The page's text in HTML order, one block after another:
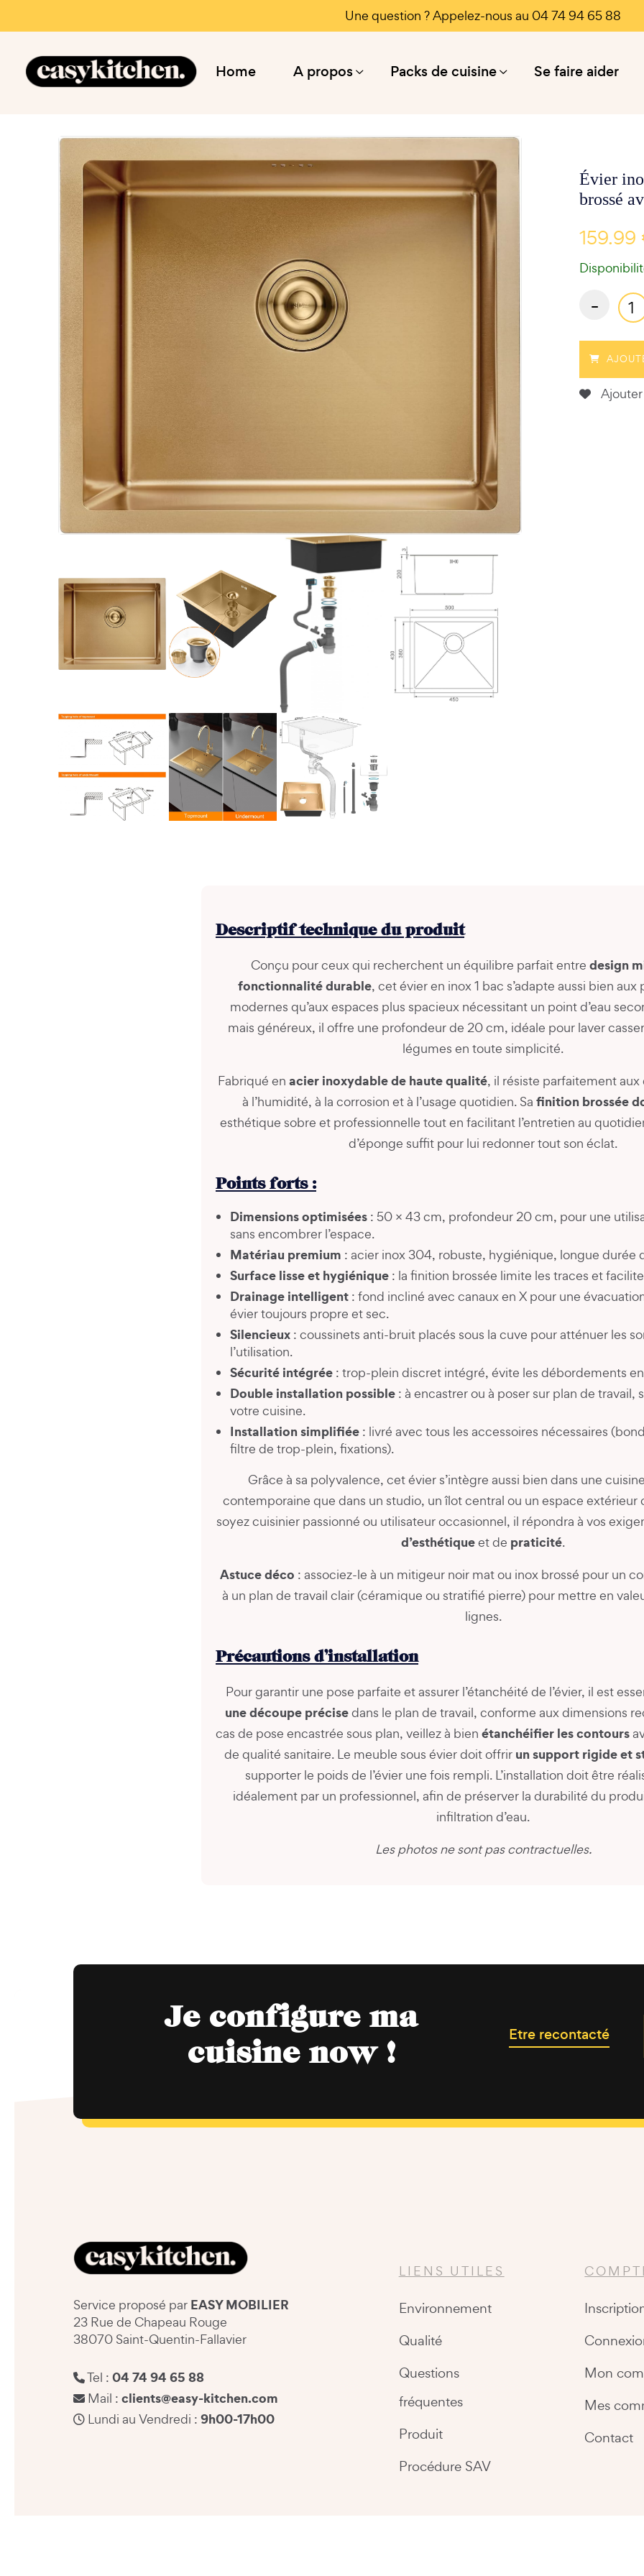
Une question ? Appelez-nous au 04 74 94 65 88
Home A propos Packs de cuisine Se faire aider
Évier
brossé
-
Ajouter
Descriptif technique du produit
Conçu pour ceux qui recherchent un équilibre parfait entre design
fonctionnalité durable, cet évier en inox 1 bac s’adapte aussi bien
modernes qu’aux espaces plus spacieux nécessitant un point d’eau
mais généreux, il offre une profondeur de 20 cm, idéale pour laver
légumes en toute simplicité.
Fabriqué en acier inoxydable de haute qualité, il résiste parfaitement
à l’humidité, à la corrosion et à l’usage quotidien. Sa finition brossée
esthétique sobre et professionnelle tout en facilitant l’entretien au
d’éponge suffit pour lui redonner tout son éclat.
Points forts :
Dimensions optimisées : 50 × 43 cm, profondeur 20 cm, pour une
sans encombrer l’espace.
Matériau premium : acier inox 304, robuste, hygiénique, longue durée
Surface lisse et hygiénique : la finition brossée limite les traces et
Drainage intelligent : fond incliné avec canaux en X pour une
évier toujours propre et sec.
Silencieux : coussinets anti-bruit placés sous la cuve pour atténuer les
l’utilisation.
Sécurité intégrée : trop-plein discret intégré, évite les débordements en
Double installation possible : à encastrer ou à poser sur plan de travail,
votre cuisine.
Installation simplifiée : livré avec tous les accessoires nécessaires
filtre de trop-plein, fixations).
Grâce à sa polyvalence, cet évier s’intègre aussi bien dans une
contemporaine que dans un studio, un îlot central ou un espace extérieur
soyez cuisinier passionné ou utilisateur occasionnel, il répondra à vos
d’esthétiqueet de praticité.
Astuce déco : associez-le à un mitigeur noir mat ou inox brossé pour un
à un plan de travail clair (céramique ou stratifié pierre) pour mettre en
lignes.
Précautions d’installation
Pour garantir une pose parfaite et assurer l’étanchéité de l’évier, il est
une découpe précisedans le plan de travail, conforme aux dimensions
cas de pose encastrée sous plan, veillez à bien étanchéifier les contours
de qualité sanitaire. Le meuble sous évier doit offrir un support rigide et
supporter le poids de l’évier une fois rempli. L’installation doit être
idéalement par un professionnel, afin de préserver la durabilité du
infiltration d’eau.
Les photos ne sont pas contractuelles.
Je configure ma
cuisine now !
Etre recontacté
Service proposé par EASY MOBILIER
23 Rue de Chapeau Rouge
38070 Saint-Quentin-Fallavier
Tel : 04 74 94 65 88
Mail : clients@easy-kitchen.com
Lundi au Vendredi : 9h00-17h00
LIENS UTILES
Environnement
Qualité
Questions
fréquentes
Produit
Procédure SAV
Mon
Mes
Contact